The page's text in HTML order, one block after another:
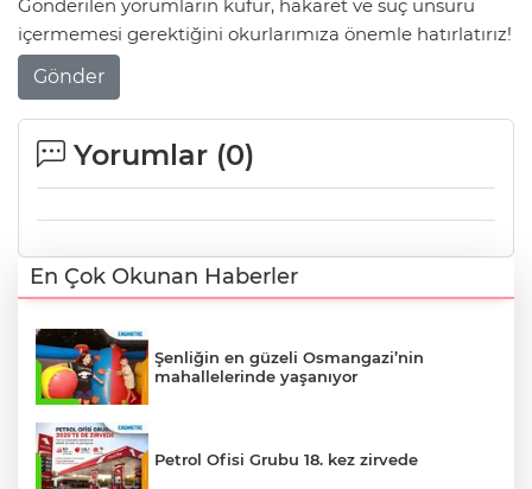
Gönderilen yorumların küfür, hakaret ve suç unsuru
içermemesi gerektiğini okurlarımıza önemle hatırlatırız!
Gönder
Yorumlar (0)
En Çok Okunan Haberler
Şenliğin en güzeli Osmangazi’nin
mahallelerinde yaşanıyor
Petrol Ofisi Grubu 18. kez zirvede